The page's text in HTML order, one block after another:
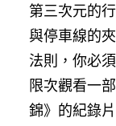
第三次元的行
與停車線的
法則，你必
限次觀看一
錦》的紀錄